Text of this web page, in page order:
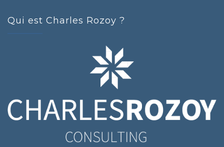
Qui est Charles Rozoy ?